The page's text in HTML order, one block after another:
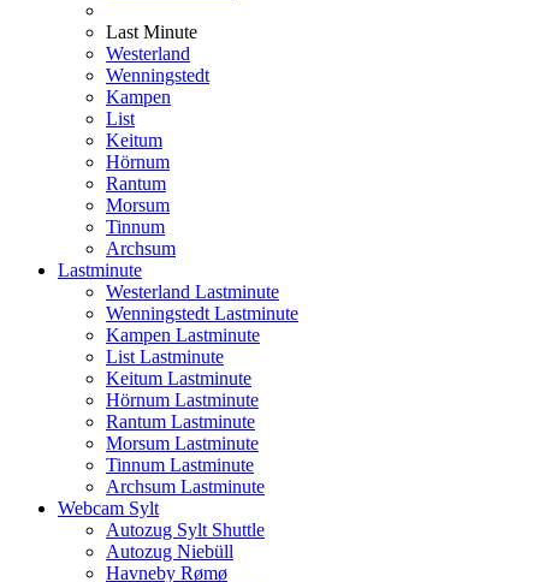
Last Minute
Westerland
Wenningstedt
Kampen
List
Keitum
Hörnum
Rantum
Morsum
Tinnum
Archsum
Lastminute
Westerland Lastminute
Wenningstedt Lastminute
Kampen Lastminute
List Lastminute
Keitum Lastminute
Hörnum Lastminute
Rantum Lastminute
Morsum Lastminute
Tinnum Lastminute
Archsum Lastminute
Webcam Sylt
Autozug Sylt Shuttle
Autozug Niebüll
Havneby Rømø